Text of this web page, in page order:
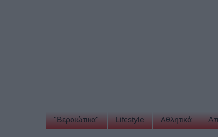
"Βεροιώτικα" Lifestyle Αθλητικά